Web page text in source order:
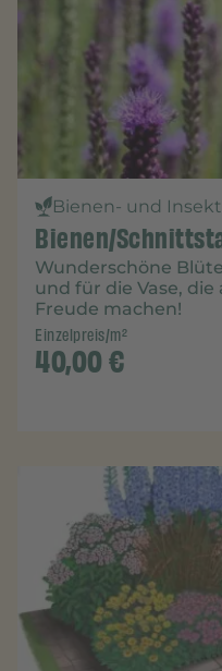
Bienen- und
Bienen/
Wunderschöne
und für die Vase,
Freude machen!
Einzelpreis/m²
40,00€